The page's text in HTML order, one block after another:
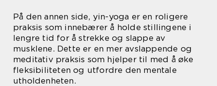
På den annen side, yin-yoga er en roligere
praksis som innebærer å holde stillingene i
lengre tid for å strekke og slappe av
musklene. Dette er en mer avslappende og
meditativ praksis som hjelper til med å øke
fleksibiliteten og utfordre den mentale
utholdenheten.